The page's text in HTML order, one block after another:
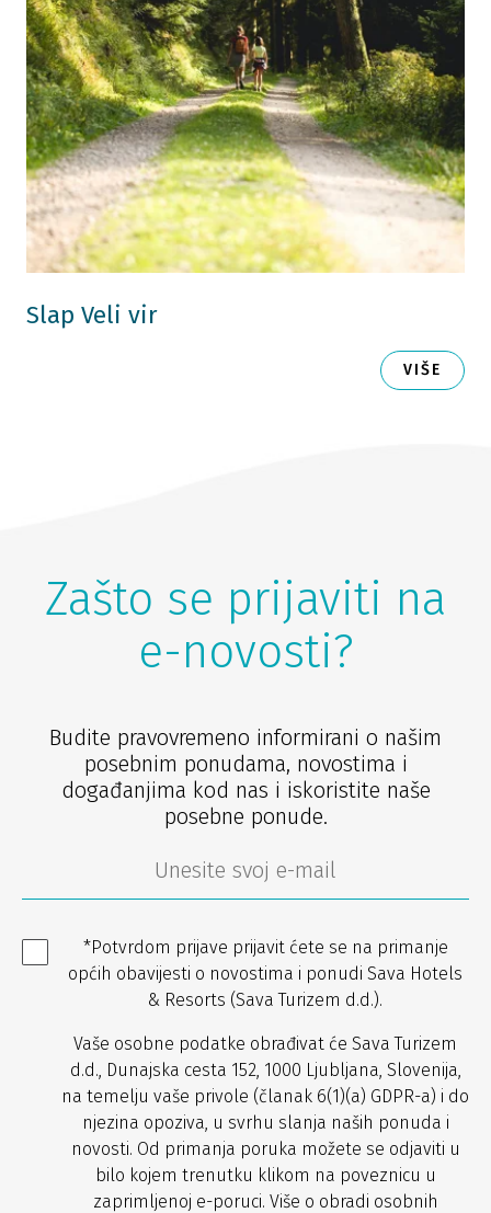
Slap Veli vir
VIŠE
Zašto se prijaviti na
e-novosti?
Budite pravovremeno informirani o našim
posebnim ponudama, novostima i
događanjima kod nas i iskoristite naše
posebne ponude.
*Potvrdom prijave prijavit ćete se na primanje
općih obavijesti o novostima i ponudi Sava Hotels
& Resorts (Sava Turizem d.d.).
Vaše osobne podatke obrađivat će Sava Turizem
d.d., Dunajska cesta 152, 1000 Ljubljana, Slovenija,
na temelju vaše privole (članak 6(1)(a) GDPR-a) i do
njezina opoziva, u svrhu slanja naših ponuda i
novosti. Od primanja poruka možete se odjaviti u
bilo kojem trenutku klikom na poveznicu u
zaprimljenoj e-poruci. Više o obradi osobnih